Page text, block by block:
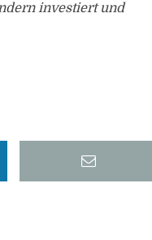
investiert und